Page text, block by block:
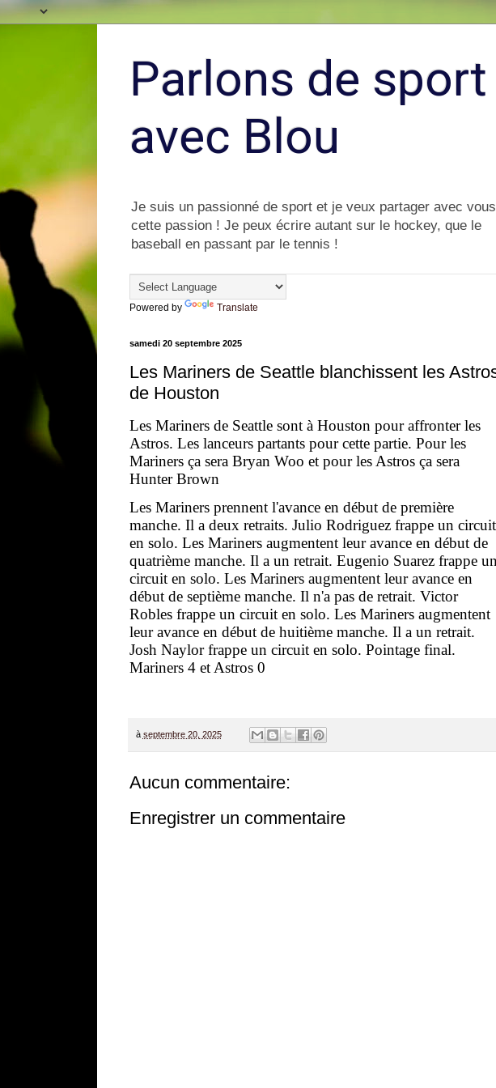
Parlons de sport
avec Blou
Je suis un passionné de sport et je veux partager avec vous
cette passion ! Je peux écrire autant sur le hockey, que le
baseball en passant par le tennis !
Powered by Translate
samedi 20 septembre 2025
Les Mariners de Seattle blanchissent les
de Houston
Les Mariners de Seattle sont à Houston pour affronter les
Astros. Les lanceurs partants pour cette partie. Pour les
Mariners ça sera Bryan Woo et pour les Astros ça sera
Hunter Brown
Les Mariners prennent l'avance en début de première
manche. Il a deux retraits. Julio Rodriguez frappe un circuit
en solo. Les Mariners augmentent leur avance en début de
quatrième manche. Il a un retrait. Eugenio Suarez frappe
circuit en solo. Les Mariners augmentent leur avance en
début de septième manche. Il n'a pas de retrait. Victor
Robles frappe un circuit en solo. Les Mariners augmentent
leur avance en début de huitième manche. Il a un retrait.
Josh Naylor frappe un circuit en solo. Pointage final.
Mariners 4 et Astros 0
à septembre 20, 2025
Aucun commentaire:
Enregistrer un commentaire